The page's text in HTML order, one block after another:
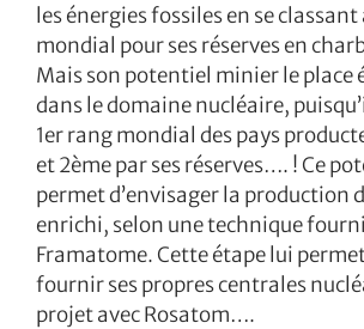
les énergies fossiles en se
mondial pour ses réserves en
Mais son potentiel minier le place
dans le domaine nucléaire,
1er rang mondial des pays
et 2ème par ses réserves…. ! Ce
permet d’envisager la production
enrichi, selon une technique
Framatome. Cette étape lui
fournir ses propres centrales
projet avec Rosatom….